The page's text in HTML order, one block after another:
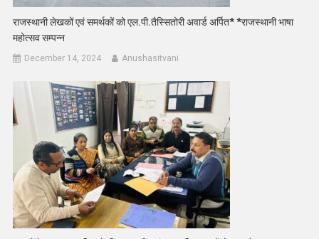
राजस्थानी लेखकों एवं समर्थकों को एल.पी.तैस्सितोरी अवार्ड अर्पित* *राजस्थानी भाषा
महोत्सव सम्पन्न
December 14, 2024 Anushasitvani